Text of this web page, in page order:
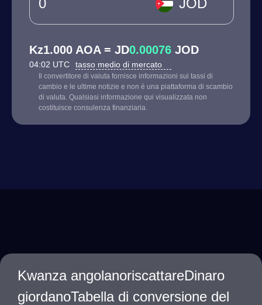
JOD
Kz1.000 AOA = JD0.00076 JOD
04:02 UTC tasso medio di mercato
Il convertitore di valuta fornisce informazioni sui tassi di
cambio e le ultime notizie e non è una piattaforma di scambio
di valuta. Qualsiasi informazione qui visualizzata non
costituisce consulenza finanziaria.
Kwanza angolanoriscattareDinaro
giordanoTabella di conversione del